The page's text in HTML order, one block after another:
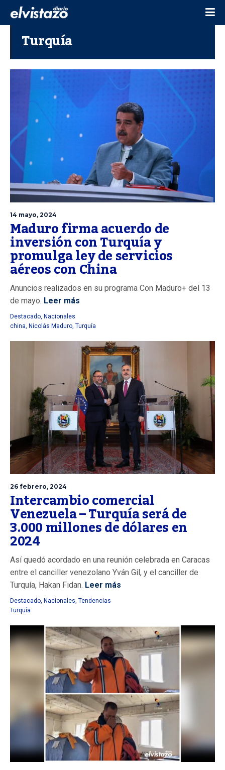
Turquía
14 mayo, 2024
Maduro firma acuerdo de
inversión con Turquía y
promulga ley de servicios
aéreos con China
Anuncios realizados en su programa Con Maduro+ del 13
de mayo. Leer más
Destacado, Nacionales
china, Nicolás Maduro, Turquía
26 febrero, 2024
Intercambio comercial
Venezuela – Turquía será de
3.000 millones de dólares en
2024
Así quedó acordado en una reunión celebrada en Caracas
entre el canciller venezolano Yván Gil, y el canciller de
Turquía, Hakan Fidan. Leer más
Destacado, Nacionales, Tendencias
Turquía